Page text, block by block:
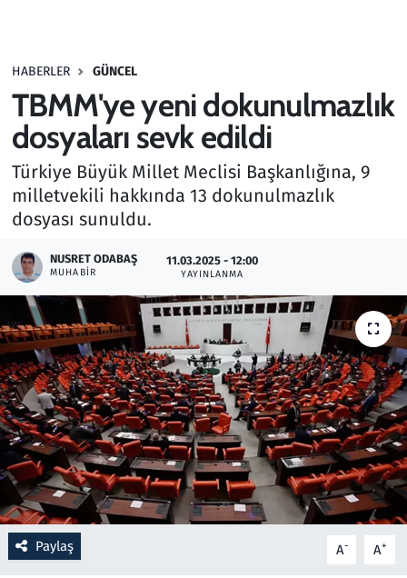
HABERLER GÜNCEL
TBMM'ye yeni dokunulmazlık
dosyaları sevk edildi
Türkiye Büyük Millet Meclisi Başkanlığına, 9
milletvekili hakkında 13 dokunulmazlık
dosyası sunuldu.
NUSRET ODABAŞ
MUHABIR
11.03.2025 - 12:00
YAYINLANMA
Paylaş A- A+
Haber
Kültür Sanat
Kurumsal Haberler
Lezzet Durağı
Memur ve Kamu
Otomobil
Oyun
Ramazan
Resmi İlanlar
Rüya Tabirleri
Sağlık